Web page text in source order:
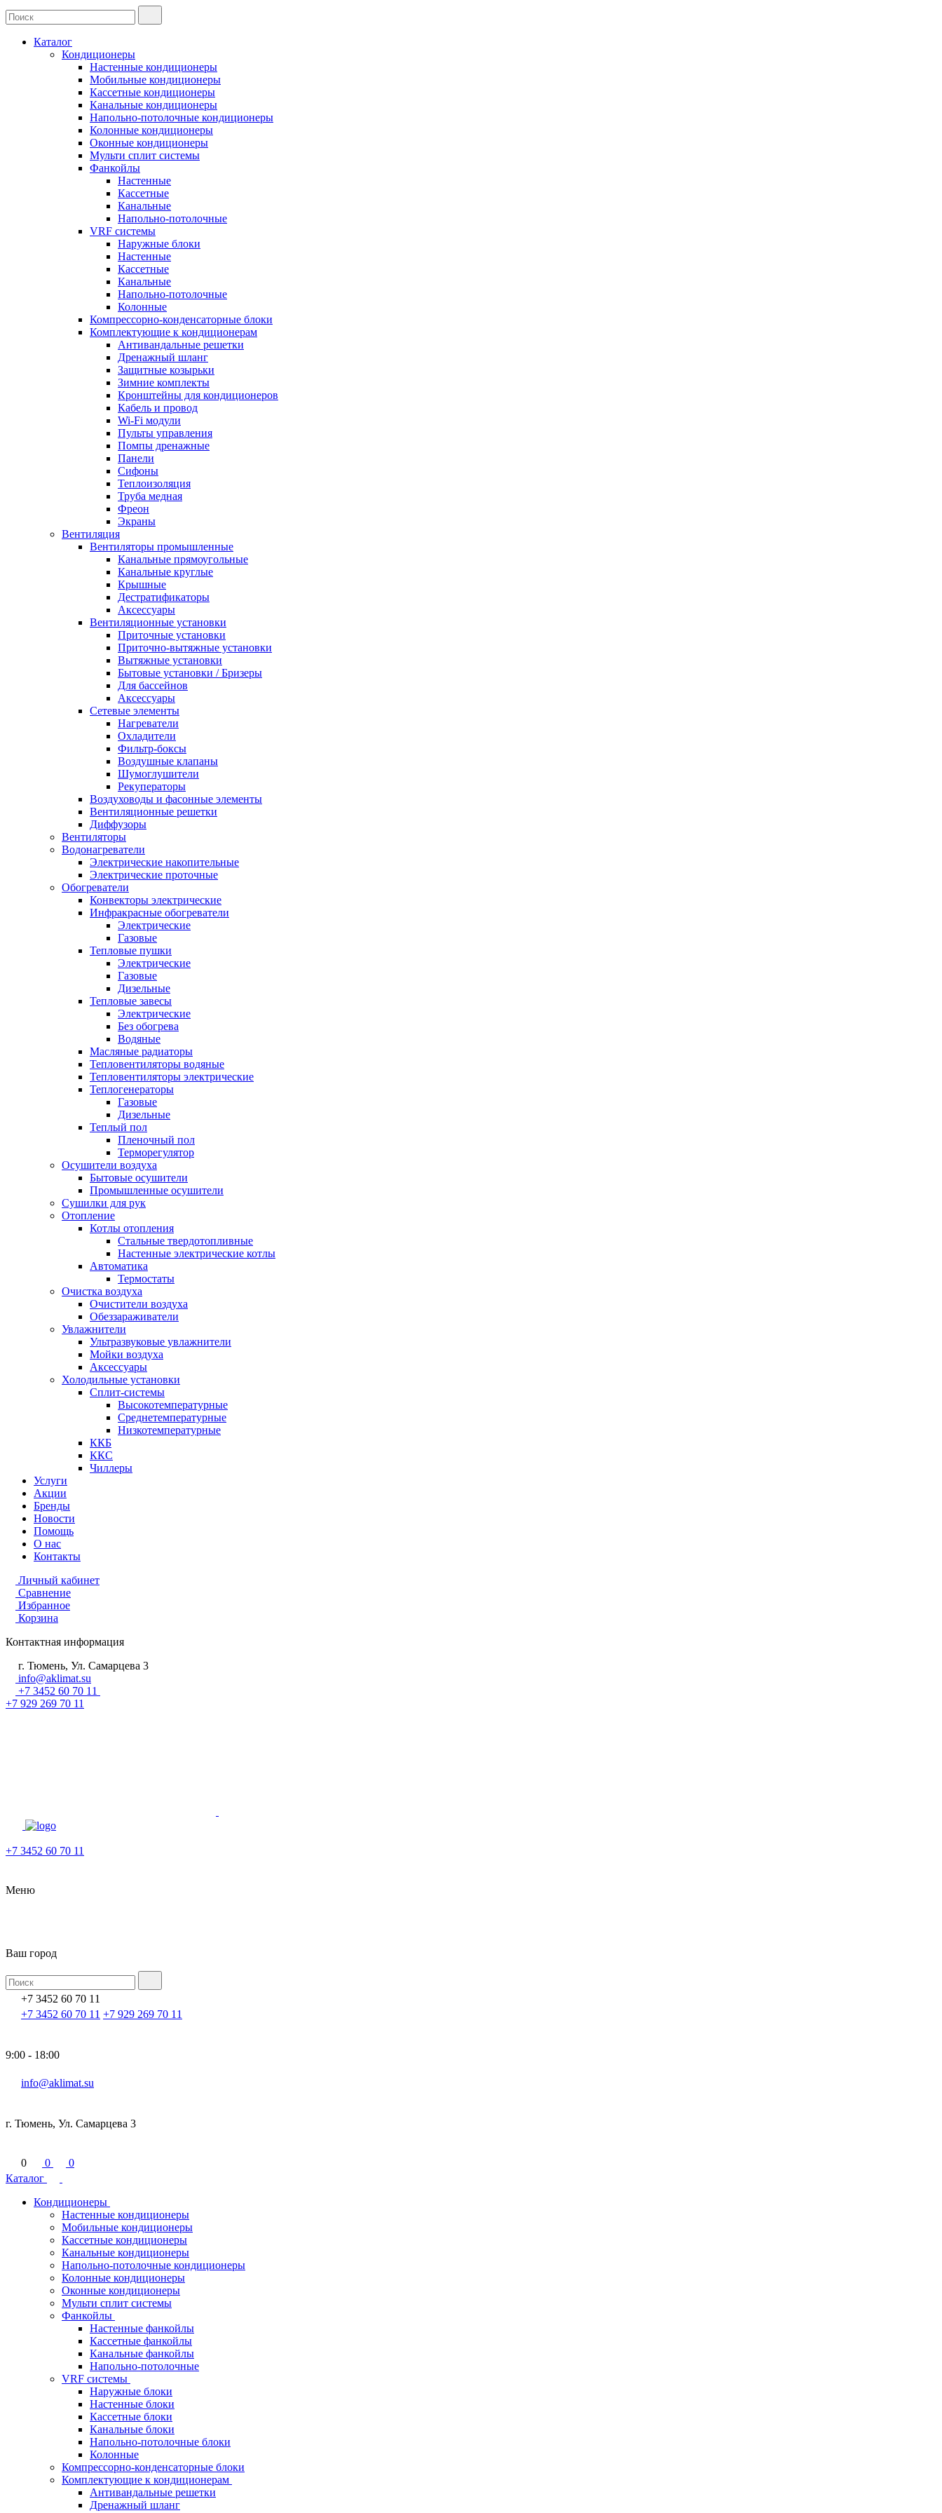
Каталог
Кондиционеры
Настенные кондиционеры
Мобильные кондиционеры
Кассетные кондиционеры
Канальные кондиционеры
Напольно-потолочные кондиционеры
Колонные кондиционеры
Оконные кондиционеры
Мульти сплит системы
Фанкойлы
Настенные
Кассетные
Канальные
Напольно-потолочные
VRF системы
Наружные блоки
Настенные
Кассетные
Канальные
Напольно-потолочные
Колонные
Компрессорно-конденсаторные блоки
Комплектующие к кондиционерам
Антивандальные решетки
Дренажный шланг
Защитные козырьки
Зимние комплекты
Кронштейны для кондиционеров
Кабель и провод
Wi-Fi модули
Пульты управления
Помпы дренажные
Панели
Сифоны
Теплоизоляция
Труба медная
Фреон
Экраны
Вентиляция
Вентиляторы промышленные
Канальные прямоугольные
Канальные круглые
Крышные
Дестратификаторы
Аксессуары
Вентиляционные установки
Приточные установки
Приточно-вытяжные установки
Вытяжные установки
Бытовые установки / Бризеры
Для бассейнов
Аксессуары
Сетевые элементы
Нагреватели
Охладители
Фильтр-боксы
Воздушные клапаны
Шумоглушители
Рекуператоры
Воздуховоды и фасонные элементы
Вентиляционные решетки
Диффузоры
Вентиляторы
Водонагреватели
Электрические накопительные
Электрические проточные
Обогреватели
Конвекторы электрические
Инфракрасные обогреватели
Электрические
Газовые
Тепловые пушки
Электрические
Газовые
Дизельные
Тепловые завесы
Электрические
Без обогрева
Водяные
Масляные радиаторы
Тепловентиляторы водяные
Тепловентиляторы электрические
Теплогенераторы
Газовые
Дизельные
Теплый пол
Пленочный пол
Терморегулятор
Осушители воздуха
Бытовые осушители
Промышленные осушители
Сушилки для рук
Отопление
Котлы отопления
Стальные твердотопливные
Настенные электрические котлы
Автоматика
Термостаты
Очистка воздуха
Очистители воздуха
Обеззараживатели
Увлажнители
Ультразвуковые увлажнители
Мойки воздуха
Аксессуары
Холодильные установки
Сплит-системы
Высокотемпературные
Среднетемпературные
Низкотемпературные
ККБ
ККС
Чиллеры
Услуги
Акции
Бренды
Новости
Помощь
О нас
Контакты
Личный кабинет
Сравнение
Избранное
Корзина
Контактная информация
г. Тюмень, Ул. Самарцева 3
info@aklimat.su
+7 3452 60 70 11
+7 929 269 70 11
+7 3452 60 70 11
Меню
Ваш город
+7 3452 60 70 11
+7 3452 60 70 11 +7 929 269 70 11
9:00 - 18:00
info@aklimat.su
г. Тюмень, Ул. Самарцева 3
0 0
0
Каталог
Кондиционеры
Настенные кондиционеры
Мобильные кондиционеры
Кассетные кондиционеры
Канальные кондиционеры
Напольно-потолочные кондиционеры
Колонные кондиционеры
Оконные кондиционеры
Мульти сплит системы
Фанкойлы
Настенные фанкойлы
Кассетные фанкойлы
Канальные фанкойлы
Напольно-потолочные
VRF системы
Наружные блоки
Настенные блоки
Кассетные блоки
Канальные блоки
Напольно-потолочные блоки
Колонные
Компрессорно-конденсаторные блоки
Комплектующие к кондиционерам
Антивандальные решетки
Дренажный шланг